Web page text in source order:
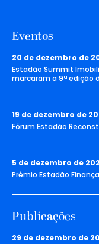
Eventos
20 de dezembro de
Estadão Summit
marcaram a 9ª edição
19 de dezembro de
Fórum Estadão
5 de dezembro de
Prêmio Estadão
Publicações
29 de dezembro de